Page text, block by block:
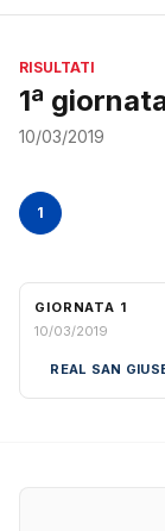
RISULTATI
1ª
10/03/2019
1
GIORNATA 1
10/03/2019
REAL SAN